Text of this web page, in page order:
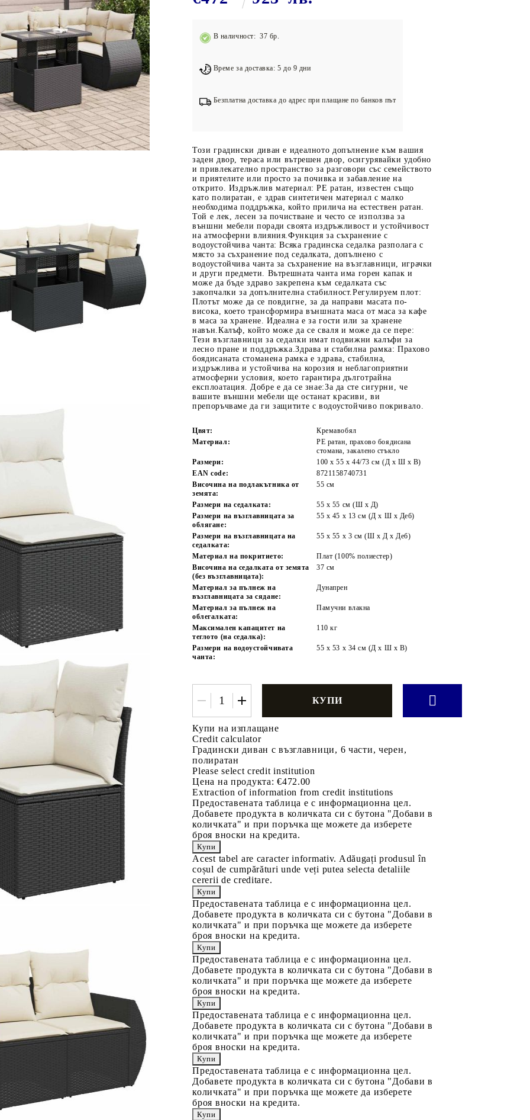
Подложки за фитнес уреди
Лостове за набиране
Силови кули
Йога и пилатес
В наличност: 37 бр.
Време за доставка: 5 до 9 дни
Безплатна доставка до адрес при плащане по банков път
Този градински диван е идеалното допълнение към вашия
заден двор, тераса или вътрешен двор, осигурявайки удобно
и привлекателно пространство за разговори със семейството
и приятелите или просто за почивка и забавление на
открито. Издръжлив материал: PE ратан, известен също
като полиратан, е здрав синтетичен материал с малко
необходима поддръжка, който прилича на естествен ратан.
Той е лек, лесен за почистване и често се използва за
външни мебели поради своята издръжливост и устойчивост
на атмосферни влияния.Функция за съхранение с
водоустойчива чанта: Всяка градинска седалка разполага с
място за съхранение под седалката, допълнено с
водоустойчива чанта за съхранение на възглавници, играчки
и други предмети. Вътрешната чанта има горен капак и
може да бъде здраво закрепена към седалката със
закопчалки за допълнителна стабилност.Регулируем плот:
Плотът може да се повдигне, за да направи масата по-
висока, което трансформира външната маса от маса за кафе
в маса за хранене. Идеална е за гости или за хранене
навън.Калъф, който може да се сваля и може да се пере:
Тези възглавници за седалки имат подвижни калъфи за
лесно пране и поддръжка.Здрава и стабилна рамка: Прахово
боядисаната стоманена рамка е здрава, стабилна,
издръжлива и устойчива на корозия и неблагоприятни
атмосферни условия, което гарантира дълготрайна
експлоатация. Добре е да се знае:За да сте сигурни, че
вашите външни мебели ще останат красиви, ви
препоръчваме да ги защитите с водоустойчиво покривало.
Цвят:
Кремавобял
Материал:
PE ратан, прахово боядисана
стомана, закалено стъкло
Размери:
100 x 55 x 44/73 см (Д x Ш x В)
EAN code:
8721158740731
Височина на подлакътника от
земята:
55 см
Размери на седалката:
55 x 55 cм (Ш x Д)
Размери на възглавницата за
облягане:
55 x 45 x 13 см (Д х Ш x Деб)
Размери на възглавницата на
седалката:
55 x 55 x 3 см (Ш x Д x Деб)
Материал на покритието:
Плат (100% полиестер)
Височина на седалката от земята
(без възглавницата):
37 см
Материал за пълнеж на
възглавницата за сядане:
Дунапрен
Материал за пълнеж на
облегалката:
Памучни влакна
Максимален капацитет на
теглото (на седалка):
110 кг
Размери на водоустойчивата
чанта:
55 x 53 x 34 см (Д x Ш x В)
Купи на изплащане
Credit calculator
Градински диван с възглавници, 6 части, черен,
полиратан
Please select credit institution
Цена на продукта: €472.00
Extraction of information from credit institutions
Предоставената таблица е с информационна цел.
Добавете продукта в количката си с бутона "Добави в
количката" и при поръчка ще можете да изберете
броя вноски на кредита.
Acest tabel are caracter informativ. Adăugați produsul în
coșul de cumpărături unde veți putea selecta detaliile
cererii de creditare.
Предоставената таблица е с информационна цел.
Добавете продукта в количката си с бутона "Добави в
количката" и при поръчка ще можете да изберете
броя вноски на кредита.
Предоставената таблица е с информационна цел.
Добавете продукта в количката си с бутона "Добави в
количката" и при поръчка ще можете да изберете
броя вноски на кредита.
Предоставената таблица е с информационна цел.
Добавете продукта в количката си с бутона "Добави в
количката" и при поръчка ще можете да изберете
броя вноски на кредита.
Предоставената таблица е с информационна цел.
Добавете продукта в количката си с бутона "Добави в
количката" и при поръчка ще можете да изберете
броя вноски на кредита.